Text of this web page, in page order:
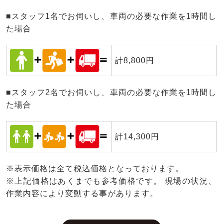
■スタッフ1名でお伺いし、車両の必要な作業を1時間し
た場合
計8,800円
■スタッフ2名でお伺いし、車両の必要な作業を1時間し
た場合
計14,300円
※表示価格は全て税込価格となっております。
※上記価格はあくまでも参考価格です。 現場の状況、
作業内容により変動する事があります。